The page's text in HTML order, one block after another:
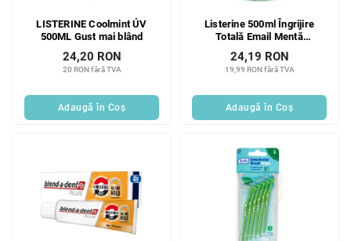
LISTERINE Coolmint ÚV
500ML Gust mai blând
20 RON fără TVA
24,20 RON
Adaugă în Coş
Listerine 500ml Îngrijire
Totală Email Mentă
19,99 RON fără TVA
24,19 RON
Adaugă în Coş